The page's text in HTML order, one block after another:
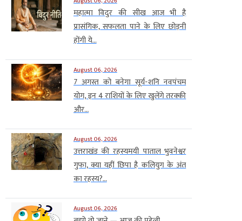
महात्मा विदुर की सीख आज भी है
प्रासंगिक, सफलता पाने के लिए छोड़नी
होंगी ये...
August 06, 2026
7 अगस्त को बनेगा सूर्य-शनि नवपंचम
योग, इन 4 राशियों के लिए खुलेंगे तरक्की
और...
August 06, 2026
उत्तराखंड की रहस्यमयी पाताल भुवनेश्वर
गुफा, क्या यहीं छिपा है कलियुग के अंत
का रहस्य?...
August 06, 2026